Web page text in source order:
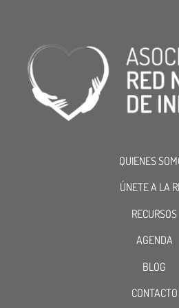
QUIENES
ÚNETE A LA
RECURSOS
AGENDA
BLOG
CONTACTO